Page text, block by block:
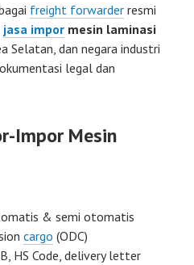
freight forwarder resmi
jasa impor mesin laminasi
Selatan, dan negara industri
legal dan
Impor Mesin
& semi otomatis
cargo (ODC)
HS Code, delivery letter